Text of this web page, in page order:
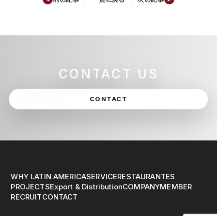
CONTACT US
CONTACT
WHY LATIN AMERICASERVICERESTAURANTES
PROJECTSExport & DistributionCOMPANYMEMBER
RECRUITCONTACT